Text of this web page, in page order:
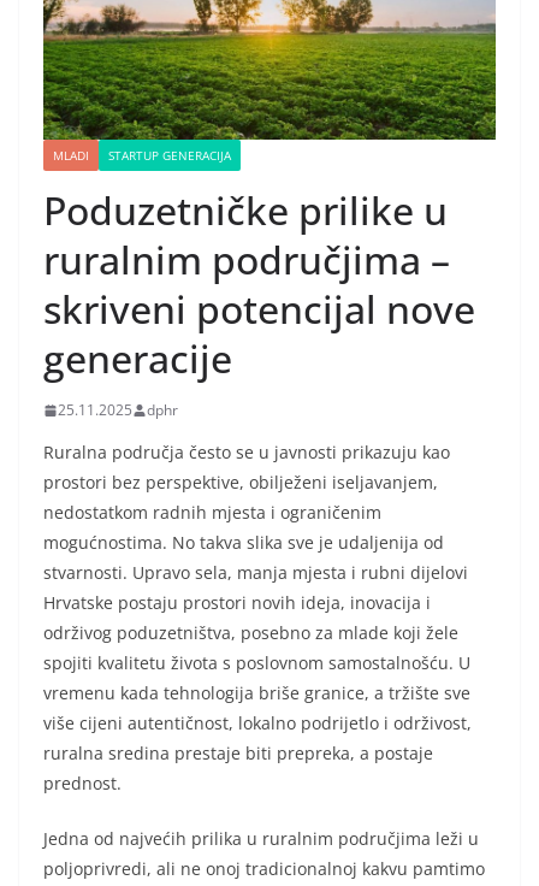
MLADI STARTUP GENERACIJA
Poduzetničke prilike u
ruralnim područjima –
skriveni potencijal nove
generacije
25.11.2025 dphr
Ruralna područja često se u javnosti prikazuju kao
prostori bez perspektive, obilježeni iseljavanjem,
nedostatkom radnih mjesta i ograničenim
mogućnostima. No takva slika sve je udaljenija od
stvarnosti. Upravo sela, manja mjesta i rubni dijelovi
Hrvatske postaju prostori novih ideja, inovacija i
održivog poduzetništva, posebno za mlade koji žele
spojiti kvalitetu života s poslovnom samostalnošću. U
vremenu kada tehnologija briše granice, a tržište sve
više cijeni autentičnost, lokalno podrijetlo i održivost,
ruralna sredina prestaje biti prepreka, a postaje
prednost.
Jedna od najvećih prilika u ruralnim područjima leži u
poljoprivredi, ali ne onoj tradicionalnoj kakvu pamtimo